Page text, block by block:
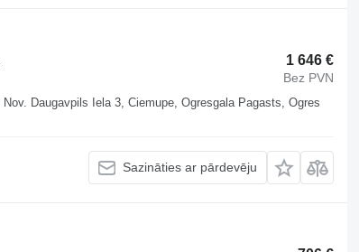
1 646 €
Bez PVN
Daugavpils Iela 3, Ciemupe, Ogresgala Pagasts, Ogres
Sazināties ar pārdevēju